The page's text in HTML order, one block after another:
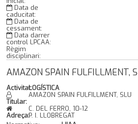
Data de
caducitat:
Data de
cessament:
Data darrer
control LPCAA:
Règim
disciplinari:
AMAZON SPAIN FULFILLMENT,
Activitat:LOGÍSTICA
Titular:
AMAZON SPAIN FULFILLMENT, SLU
Adreça:
C. DEL FERRO, 10-12
P. I. LLOBREGAT